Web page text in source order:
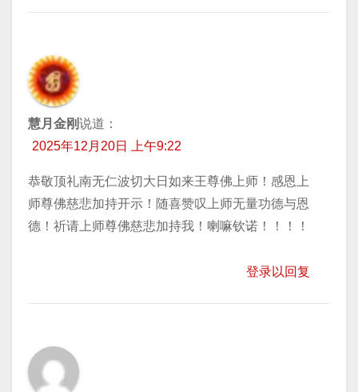
慧月金刚说道：
2025年12月20日 上午9:22
恭敬顶礼南无仁波切大日如来王尊佛上师！感恩上
师尊佛慈悲加持开示！随喜赞叹上师无量功德与恩
德！祈请上师尊佛慈悲加持我！喇嘛钦诺！！！！
登录以回复